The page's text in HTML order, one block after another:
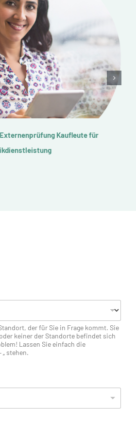
Kaufleute für
der für Sie in Frage kommt. Sie
keiner der Standorte befindet sich
Lassen Sie einfach die
„ stehen.